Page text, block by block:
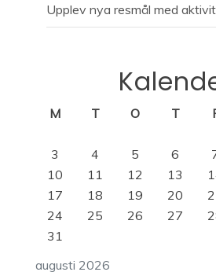
Upplev nya resmål med
augusti 2026
M T O T
3
4 5 6
10
11 12 13
17
18 19 20
24
25 26 27
31